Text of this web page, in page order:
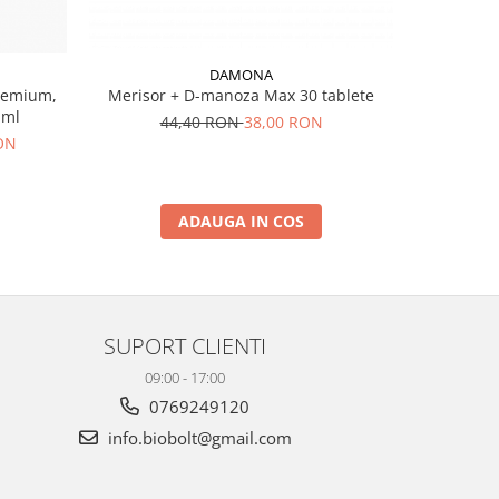
DAMONA
Merisor + D-manoza Max 30 tablete
44,40 RON38,00 RON
ADAUGA IN COS
SUPORT CLIENTI
09:00 - 17:00
0769249120
info.biobolt@gmail.com